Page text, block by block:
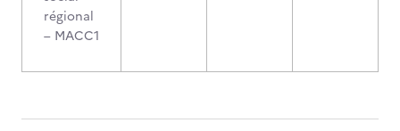
régional
– MACC1